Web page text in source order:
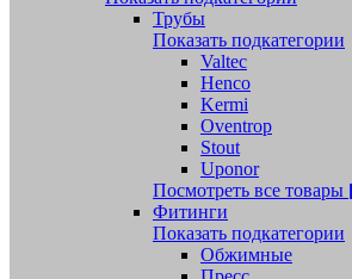
Трубы
Показать подкатегории
Valtec
Henco
Kermi
Oventrop
Stout
Uponor
Посмотреть все товары
Фитинги
Показать подкатегории
Обжимные